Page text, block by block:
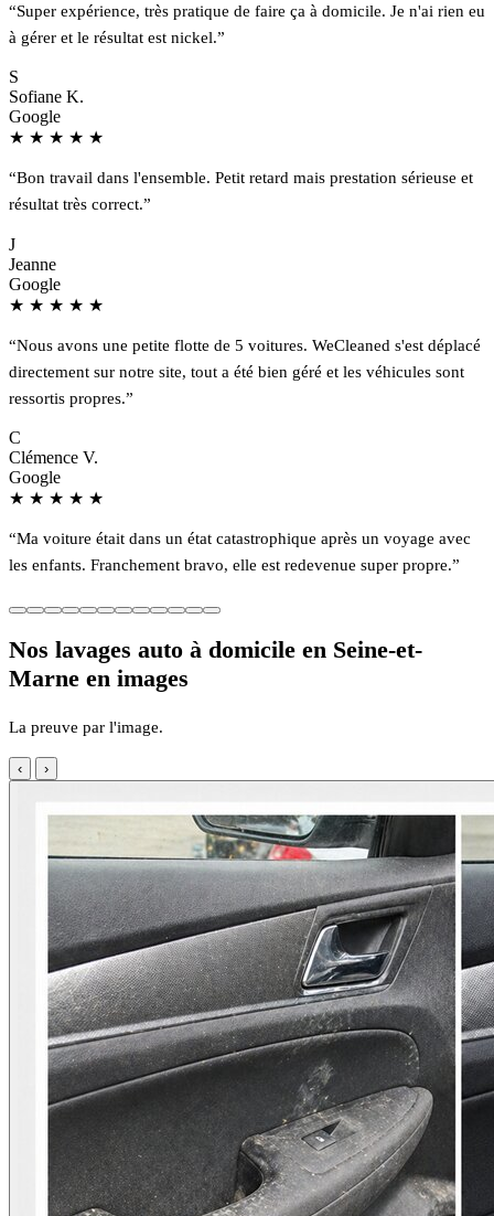
“Super expérience, très pratique de faire ça à domicile. Je n'ai rien eu
à gérer et le résultat est nickel.”
S
Sofiane K.
Google
★ ★ ★ ★ ★
“Bon travail dans l'ensemble. Petit retard mais prestation sérieuse et
résultat très correct.”
J
Jeanne
Google
★ ★ ★ ★ ★
“Nous avons une petite flotte de 5 voitures. WeCleaned s'est déplacé
directement sur notre site, tout a été bien géré et les véhicules sont
ressortis propres.”
C
Clémence V.
Google
★ ★ ★ ★ ★
“Ma voiture était dans un état catastrophique après un voyage avec
les enfants. Franchement bravo, elle est redevenue super propre.”
Nos lavages auto à domicile en Seine-et-
Marne en images
La preuve par l'image.
‹ ›